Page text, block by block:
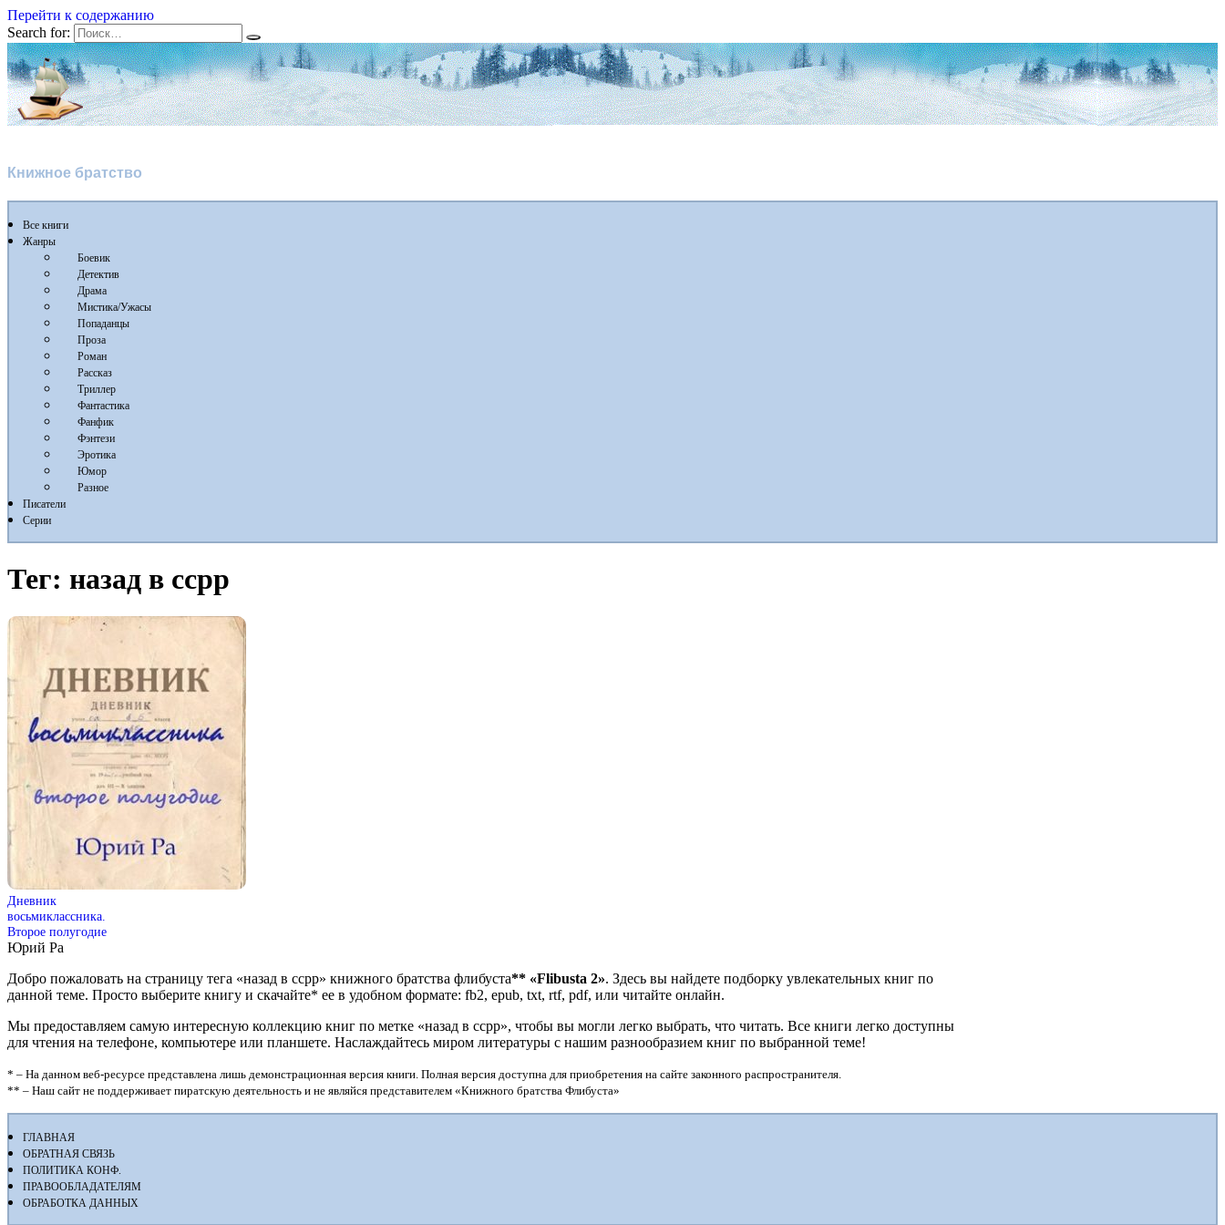
Перейти к содержанию
Search for:
Книжное братство
Все книги
Жанры
Боевик
Детектив
Драма
Мистика/Ужасы
Попаданцы
Проза
Роман
Рассказ
Триллер
Фантастика
Фанфик
Фэнтези
Эротика
Юмор
Разное
Писатели
Серии
Тег: назад в ссрр
Дневник
восьмиклассника.
Второе полугодие
Юрий Ра
Добро пожаловать на страницу тега «назад в ссрр» книжного братства флибуста** «Flibusta 2». Здесь вы найдете подборку увлекательных книг по
данной теме. Просто выберите книгу и скачайте* ее в удобном формате: fb2, epub, txt, rtf, pdf, или читайте онлайн.
Мы предоставляем самую интересную коллекцию книг по метке «назад в ссрр», чтобы вы могли легко выбрать, что читать. Все книги легко доступны
для чтения на телефоне, компьютере или планшете. Наслаждайтесь миром литературы с нашим разнообразием книг по выбранной теме!
* – На данном веб-ресурсе представлена лишь демонстрационная версия книги. Полная версия доступна для приобретения на сайте законного распространителя.
** – Наш сайт не поддерживает пиратскую деятельность и не являйся представителем «Книжного братства Флибуста»
ГЛАВНАЯ
ОБРАТНАЯ СВЯЗЬ
ПОЛИТИКА КОНФ.
ПРАВООБЛАДАТЕЛЯМ
ОБРАБОТКА ДАННЫХ